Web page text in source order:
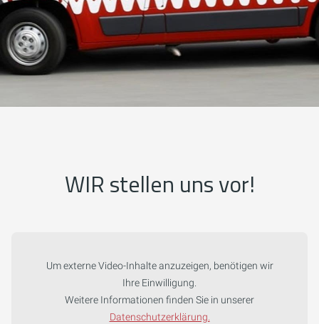
WIR stellen uns vor!
Um externe Video-Inhalte anzuzeigen, benötigen wir
Ihre Einwilligung.
Weitere Informationen finden Sie in unserer
Datenschutzerklärung.